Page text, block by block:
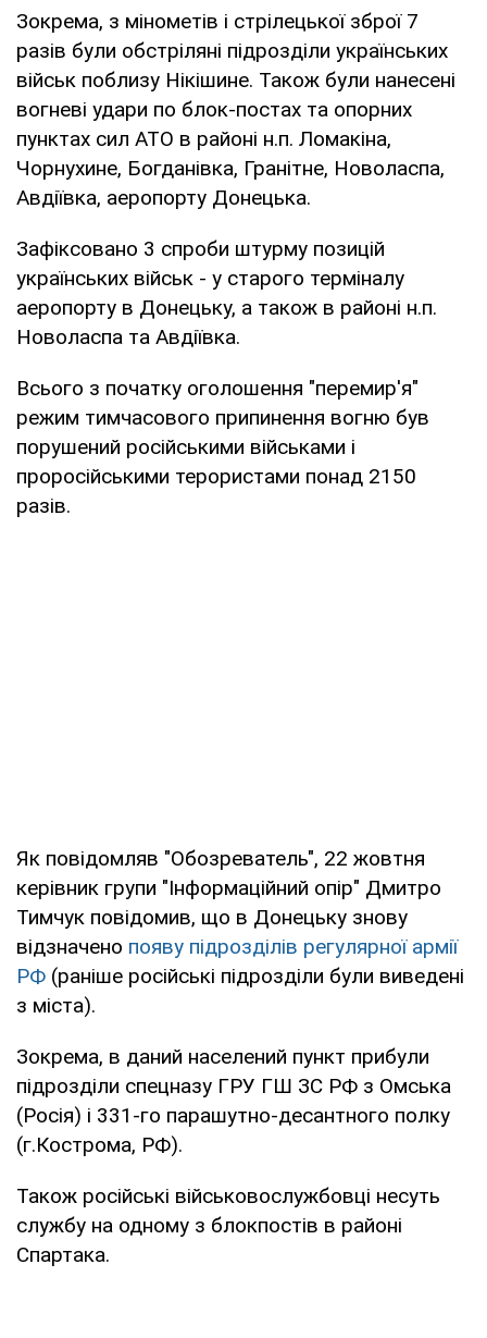
Зокрема, з мінометів і стрілецької зброї 7
разів були обстріляні підрозділи українських
військ поблизу Нікішине. Також були нанесені
вогневі удари по блок-постах та опорних
пунктах сил АТО в районі н.п. Ломакіна,
Чорнухине, Богданівка, Гранітне, Новоласпа,
Авдіївка, аеропорту Донецька.
Зафіксовано 3 спроби штурму позицій
українських військ - у старого терміналу
аеропорту в Донецьку, а також в районі н.п.
Новоласпа та Авдіївка.
Всього з початку оголошення "перемир'я"
режим тимчасового припинення вогню був
порушений російськими військами і
проросійськими терористами понад 2150
разів.
Як повідомляв "Обозреватель", 22 жовтня
керівник групи "Інформаційний опір" Дмитро
Тимчук повідомив, що в Донецьку знову
відзначено появу підрозділів регулярної армії
РФ (раніше російські підрозділи були виведені
з міста).
Зокрема, в даний населений пункт прибули
підрозділи спецназу ГРУ ГШ ЗС РФ з Омська
(Росія) і 331-го парашутно-десантного полку
(г.Кострома, РФ).
Також російські військовослужбовці несуть
службу на одному з блокпостів в районі
Спартака.